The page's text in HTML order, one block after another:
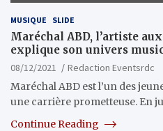
MUSIQUE SLIDE
Maréchal ABD, l’artiste
explique son univers
08/12/2021
Redaction Eventsrdc
Maréchal ABD est l’un des
une carrière prometteuse. En
Continue Reading